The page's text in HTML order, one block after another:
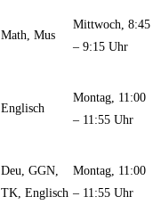
Math, Mus
Mittwoch, 8:45
– 9:15 Uhr
Englisch
Montag, 11:00
– 11:55 Uhr
Deu, GGN,
TK, Englisch
Montag, 11:00
– 11:55 Uhr